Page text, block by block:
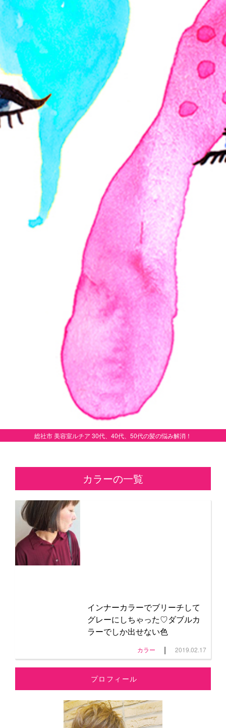
総社市 美容室ルチア 30代、40代、50代の髪の悩み解消！
カラーの一覧
インナーカラーでブリーチして
グレーにしちゃった♡ダブルカ
ラーでしか出せない色
カラー | 2019.02.17
プロフィール